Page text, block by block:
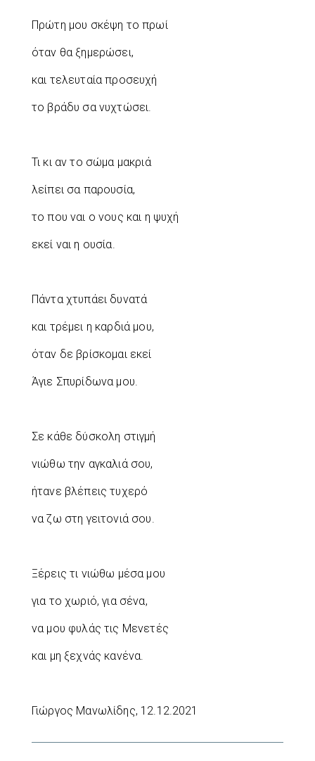
Πρώτη μου σκέψη το πρωί
όταν θα ξημερώσει,
και τελευταία προσευχή
το βράδυ σα νυχτώσει.
Τι κι αν το σώμα μακριά
λείπει σα παρουσία,
το που ναι ο νους και η ψυχή
εκεί ναι η ουσία.
Πάντα χτυπάει δυνατά
και τρέμει η καρδιά μου,
όταν δε βρίσκομαι εκεί
Άγιε Σπυρίδωνα μου.
Σε κάθε δύσκολη στιγμή
νιώθω την αγκαλιά σου,
ήτανε βλέπεις τυχερό
να ζω στη γειτονιά σου.
Ξέρεις τι νιώθω μέσα μου
για το χωριό, για σένα,
να μου φυλάς τις Μενετές
και μη ξεχνάς κανένα.
Γιώργος Μανωλίδης, 12.12.2021